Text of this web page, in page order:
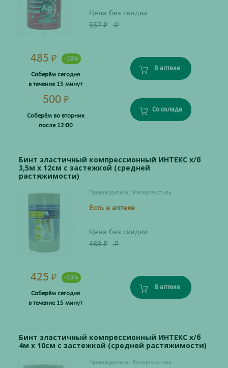
Цена без скидки
557₽ ₽
485 ₽ -13%
Соберём сегодня
в течение 15 минут
В аптеке
500 ₽
Соберём во вторник
после 12:00
Со склада
Бинт эластичный компрессионный ИНТЕКС х/б
3,5м х 12см с застежкой (средней
растяжимости)
Производитель: Интертекстиль
Есть в аптеке
Цена без скидки
488₽ ₽
425 ₽ -13%
Соберём сегодня
в течение 15 минут
В аптеке
Бинт эластичный компрессионный ИНТЕКС х/б
4м х 10см с застежкой (средней растяжимости)
Производитель: Интертекстиль